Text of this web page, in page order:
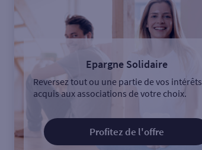
Epargne Solidaire
Reversez tout ou une partie de vos intérêts
acquis aux associations de votre choix.
Profitez de l'offre